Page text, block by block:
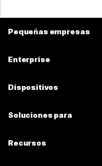
Pequeñas empresas
Enterprise
Dispositivos
Soluciones para
Recursos